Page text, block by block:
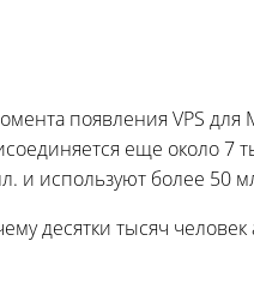
появления VPS для
еще около 7
и используют более 50
десятки тысяч